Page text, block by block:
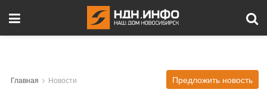
Главная Новости Предложить новость